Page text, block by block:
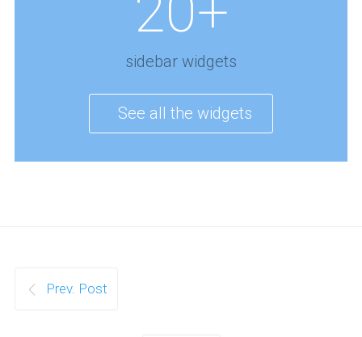
sidebar widgets
See all the widgets
Prev. Post